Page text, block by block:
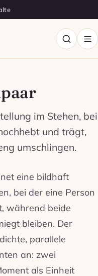
im Stehen, bei
und trägt,
umschlingen.
eine bildhaft
bei der eine Person
während beide
bleiben. Der
parallele
an: zwei
als Einheit